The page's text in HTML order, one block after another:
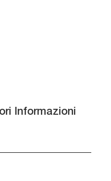
Informazioni